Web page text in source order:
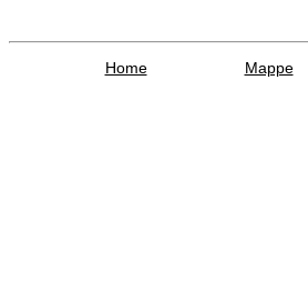
Home Mappe